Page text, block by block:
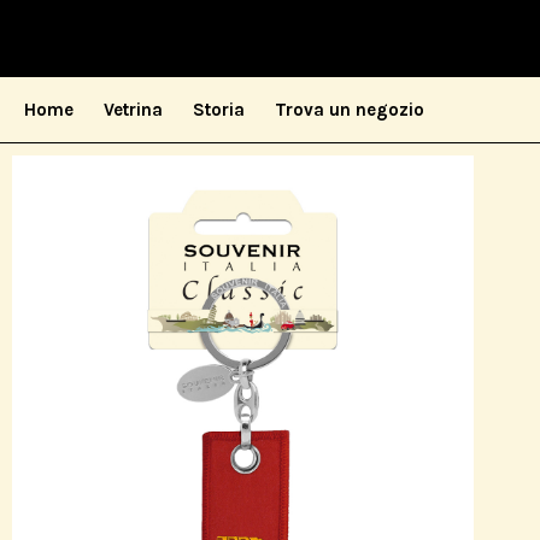
Home Vetrina Storia Trova un negozio